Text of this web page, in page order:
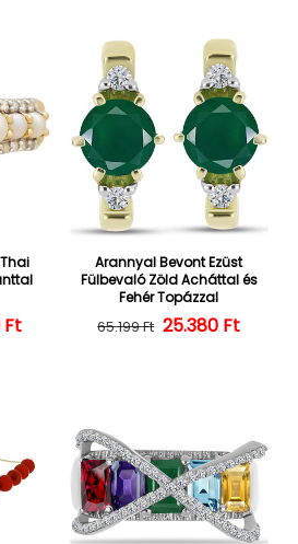
ár ár
Ft
Arannyal Bevont Ezüst
Fülbevaló Zöld Acháttal és
Fehér Topázzal
Normál ár
65.199 Ft 25.380 Ft